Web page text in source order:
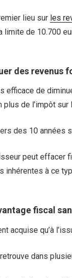
lieu sur les
limite de 10.700
des revenus
efficace de
de l’impôt
des 10 années
peut
inhérentes à ce
fiscal
acquise qu’à
dans